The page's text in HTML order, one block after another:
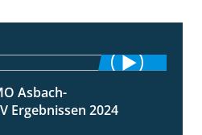
Asbach-
Ergebnissen 2024